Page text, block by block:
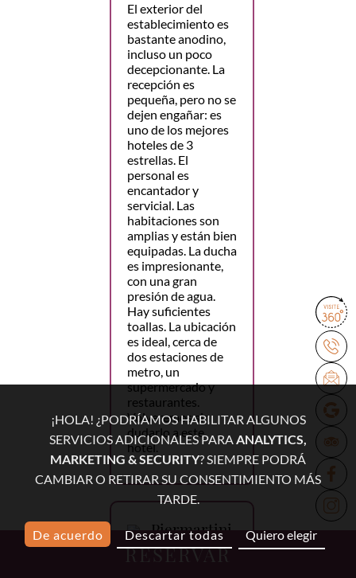
RESERVAR
El exterior del
establecimiento es
bastante anodino,
incluso un poco
decepcionante. La
recepción es
pequeña, pero no se
dejen engañar: es
uno de los mejores
hoteles de 3
estrellas. El
personal es
encantador y
servicial. Las
habitaciones son
amplias y están bien
equipadas. La ducha
es impresionante,
con una gran
presión de agua.
Hay suficientes
toallas. La ubicación
es ideal, cerca de
dos estaciones de
metro, un
supermercado y
restaurantes.
Volveremos sin
dudarlo a este
hotel.
Piermartini
4 marzo 2026
¡HOLA! ¿PODRÍAMOS HABILITAR ALGUNOS
SERVICIOS ADICIONALES PARAANALYTICS,
MARKETING & SECURITY? SIEMPRE PODRÁ
CAMBIAR O RETIRAR SU CONSENTIMIENTO MÁS
TARDE.
De acuerdo Descartar todas Quiero elegir